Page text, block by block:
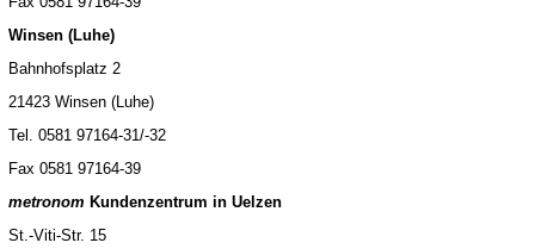
Winsen (Luhe)
Bahnhofsplatz 2
21423 Winsen (Luhe)
Tel. 0581 97164-31/-32
Fax 0581 97164-39
metronom Kundenzentrum in Uelzen
St.-Viti-Str. 15